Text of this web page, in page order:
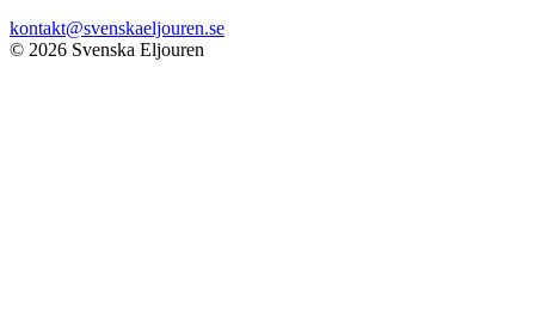
kontakt@svenskaeljouren.se
© 2026 Svenska Eljouren